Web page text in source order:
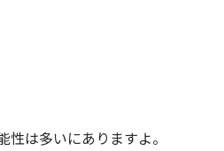
は多いにありますよ。